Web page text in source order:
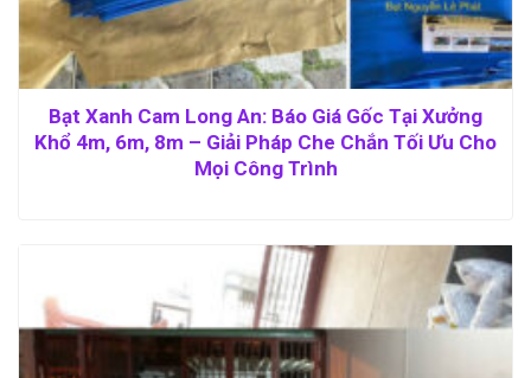
Bạt Xanh Cam Long An: Báo Giá Gốc Tại Xưởng
Khổ 4m, 6m, 8m – Giải Pháp Che Chắn Tối Ưu Cho
Mọi Công Trình